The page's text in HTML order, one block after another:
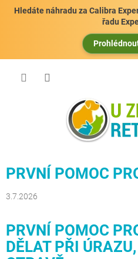
Hledáte náhradu za Calibra
řadu
PRVNÍ POMOC
3.7.2026
PRVNÍ POMOC
DĚLAT PŘI